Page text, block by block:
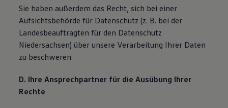
Sie haben außerdem das Recht, sich bei einer
Aufsichtsbehörde für Datenschutz (z. B. bei der
Landesbeauftragten für den Datenschutz
Niedersachsen) über unsere Verarbeitung Ihrer Daten
zu beschweren.
D. Ihre Ansprechpartner für die Ausübung Ihrer
Rechte